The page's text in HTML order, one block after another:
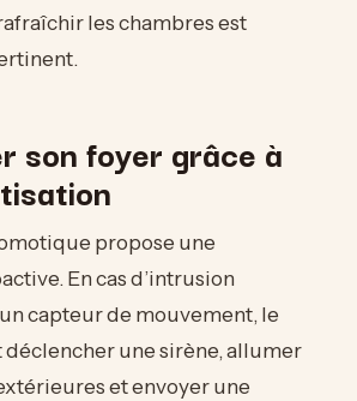
les chambres est
son foyer grâce à
propose une
En cas d’intrusion
capteur de mouvement, le
déclencher une sirène, allumer
et envoyer une